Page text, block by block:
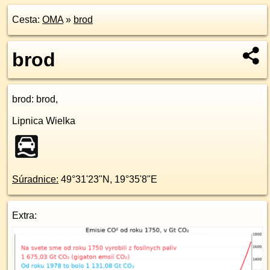
Cesta: OMA» brod
brod
brod: brod,
Lipnica Wielka
Súradnice: 49°31'23"N , 19°35'8"E
Extra: